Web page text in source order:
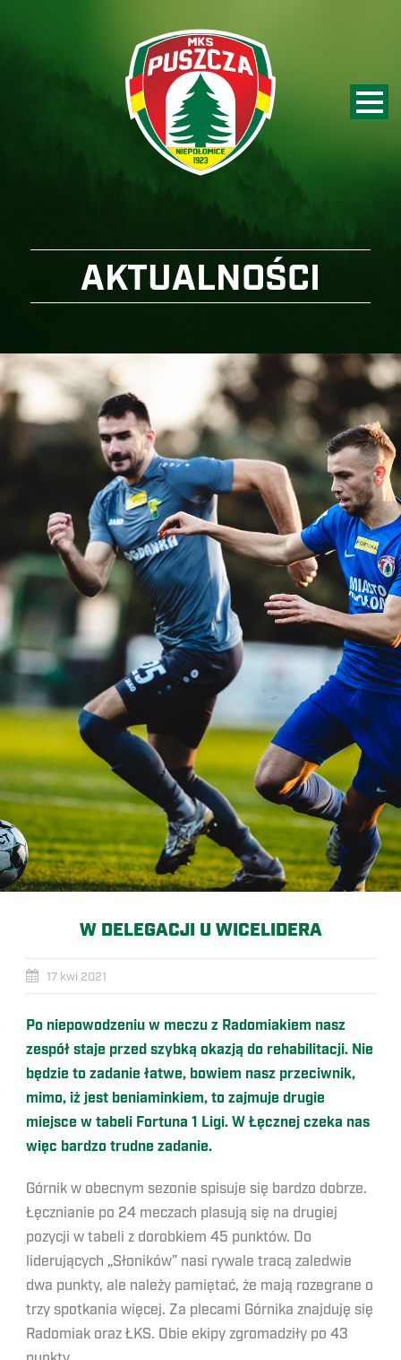
AKTUALNOŚCI
W DELEGACJI U WICELIDERA
17 kwi 2021
Po niepowodzeniu w meczu z Radomiakiem nasz
zespół staje przed szybką okazją do rehabilitacji. Nie
będzie to zadanie łatwe, bowiem nasz przeciwnik,
mimo, iż jest beniaminkiem, to zajmuje drugie
miejsce w tabeli Fortuna 1 Ligi. W Łęcznej czeka nas
więc bardzo trudne zadanie.
Górnik w obecnym sezonie spisuje się bardzo dobrze.
Łęcznianie po 24 meczach plasują się na drugiej
pozycji w tabeli z dorobkiem 45 punktów. Do
liderujących „Słoników” nasi rywale tracą zaledwie
dwa punkty, ale należy pamiętać, że mają rozegrane o
trzy spotkania więcej. Za plecami Górnika znajduję się
Radomiak oraz ŁKS. Obie ekipy zgromadziły po 43